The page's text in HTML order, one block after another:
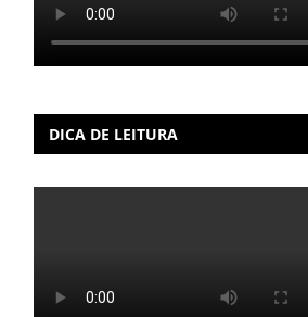
DICA DE LEITURA